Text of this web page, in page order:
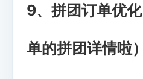
9、拼团订单优
单的拼团详情啦）